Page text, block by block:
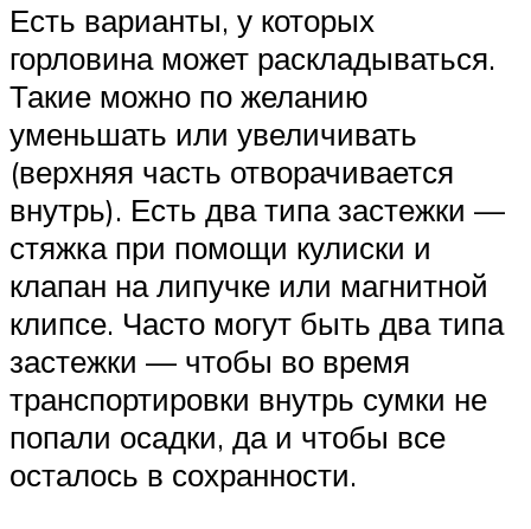
Есть варианты, у которых
горловина может раскладываться.
Такие можно по желанию
уменьшать или увеличивать
(верхняя часть отворачивается
внутрь). Есть два типа застежки —
стяжка при помощи кулиски и
клапан на липучке или магнитной
клипсе. Часто могут быть два типа
застежки — чтобы во время
транспортировки внутрь сумки не
попали осадки, да и чтобы все
осталось в сохранности.